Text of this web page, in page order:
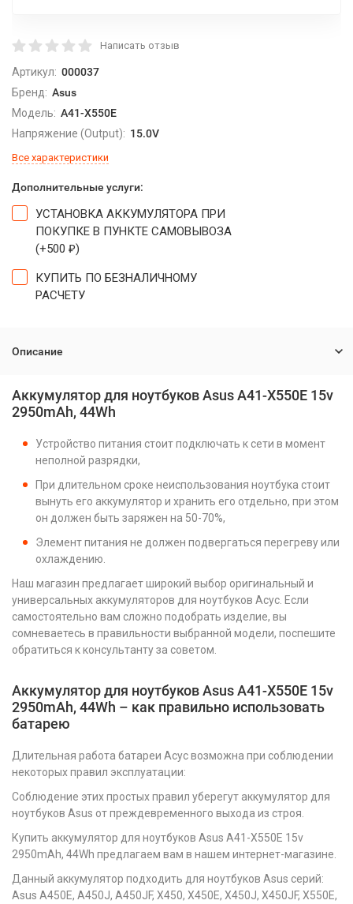
Написать отзыв
Артикул: 000037
Бренд: Asus
Модель: A41-X550E
Напряжение (Output): 15.0V
Все характеристики
Дополнительные услуги:
УСТАНОВКА АККУМУЛЯТОРА ПРИ
ПОКУПКЕ В ПУНКТЕ САМОВЫВОЗА
(+500 ₽)
КУПИТЬ ПО БЕЗНАЛИЧНОМУ
РАСЧЕТУ
Описание
Аккумулятор для ноутбуков Asus A41-X550E 15v
2950mAh, 44Wh
Устройство питания стоит подключать к сети в момент
неполной разрядки,
При длительном сроке неиспользования ноутбука стоит
вынуть его аккумулятор и хранить его отдельно, при этом
он должен быть заряжен на 50-70%,
Элемент питания не должен подвергаться перегреву или
охлаждению.
Наш магазин предлагает широкий выбор оригинальный и
универсальных аккумуляторов для ноутбуков Асус. Если
самостоятельно вам сложно подобрать изделие, вы
сомневаетесь в правильности выбранной модели, поспешите
обратиться к консультанту за советом.
Аккумулятор для ноутбуков Asus A41-X550E 15v
2950mAh, 44Wh – как правильно использовать
батарею
Длительная работа батареи Асус возможна при соблюдении
некоторых правил эксплуатации:
Соблюдение этих простых правил уберегут аккумулятор для
ноутбуков Asus от преждевременного выхода из строя.
Купить аккумулятор для ноутбуков Asus A41-X550E 15v
2950mAh, 44Wh предлагаем вам в нашем интернет-магазине.
Данный аккумулятор подходить для ноутбуков Asus серий:
Asus A450E, A450J, A450JF, X450, X450E, X450J, X450JF, X550E,